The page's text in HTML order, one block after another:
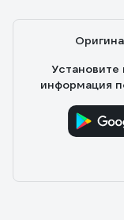
информация